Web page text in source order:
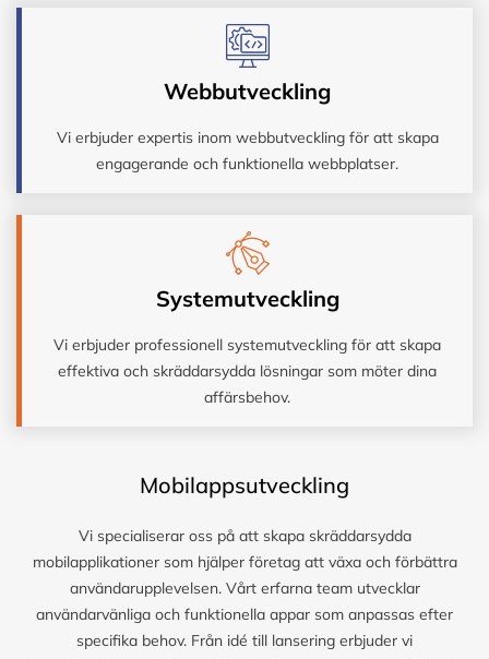
Webbutveckling
Vi erbjuder expertis inom webbutveckling för att skapa
engagerande och funktionella webbplatser.
Systemutveckling
Vi erbjuder professionell systemutveckling för att skapa
effektiva och skräddarsydda lösningar som möter dina
affärsbehov.
Mobilappsutveckling
Vi specialiserar oss på att skapa skräddarsydda
mobilapplikationer som hjälper företag att växa och förbättra
användarupplevelsen. Vårt erfarna team utvecklar
användarvänliga och funktionella appar som anpassas efter
specifika behov. Från idé till lansering erbjuder vi